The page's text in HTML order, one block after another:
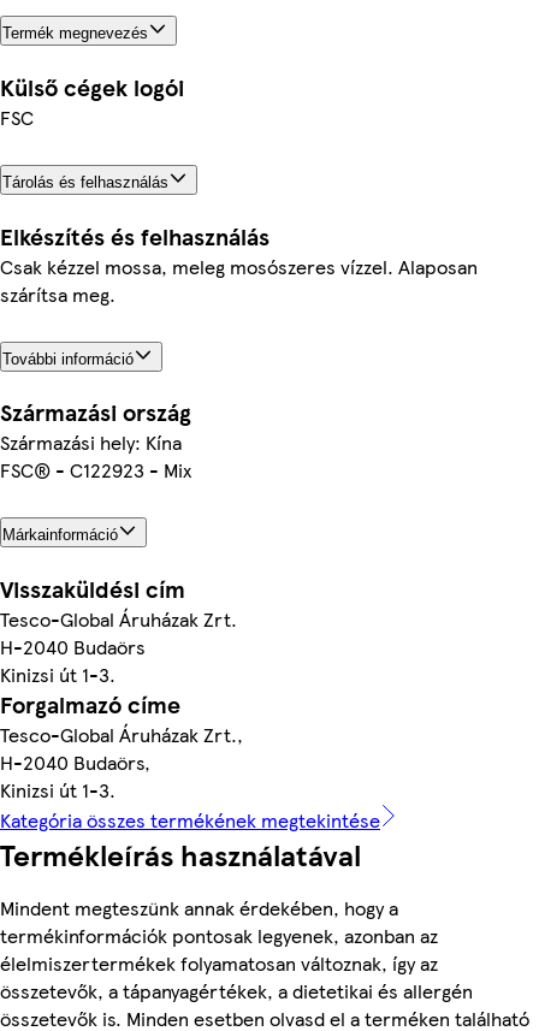
Termék megnevezés
Külső cégek logói
FSC
Tárolás és felhasználás
Elkészítés és felhasználás
Csak kézzel mossa, meleg mosószeres vízzel. Alaposan
szárítsa meg.
További információ
Származási ország
Származási hely: Kína
FSC® - C122923 - Mix
Márkainformáció
Visszaküldési cím
Tesco-Global Áruházak Zrt.
H-2040 Budaörs
Kinizsi út 1-3.
Forgalmazó címe
Tesco-Global Áruházak Zrt.,
H-2040 Budaörs,
Kinizsi út 1-3.
Kategória összes termékének megtekintése
Termékleírás használatával
Mindent megteszünk annak érdekében, hogy a
termékinformációk pontosak legyenek, azonban az
élelmiszertermékek folyamatosan változnak, így az
összetevők, a tápanyagértékek, a dietetikai és allergén
összetevők is. Minden esetben olvasd el a terméken található